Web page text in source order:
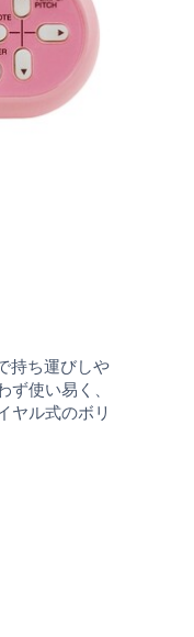
持ち運びしや
使い易く、
ヤル式のボリ